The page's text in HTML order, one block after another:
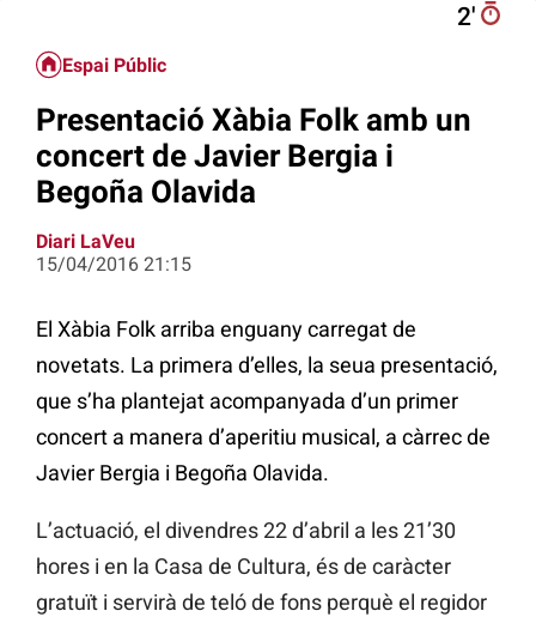
2′
Espai Públic
Presentació Xàbia Folk amb un
concert de Javier Bergia i
Begoña Olavida
Diari LaVeu
15/04/2016 21:15
El Xàbia Folk arriba enguany carregat de
novetats. La primera d’elles, la seua presentació,
que s’ha plantejat acompanyada d’un primer
concert a manera d’aperitiu musical, a càrrec de
Javier Bergia i Begoña Olavida.
L’actuació, el divendres 22 d’abril a les 21’30
hores i en la Casa de Cultura, és de caràcter
gratuït i servirà de teló de fons perquè el regidor